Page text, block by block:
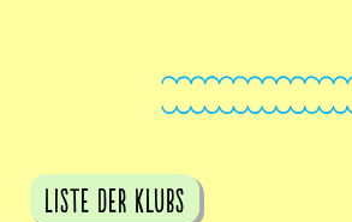
Liste der Klubs